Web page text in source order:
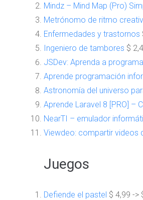
Mindz – Mind Map (Pro)
Metrónomo de ritmo
Enfermedades y trastornos
Ingeniero de tambores $
JSDev: Aprenda a
Aprende programación
Astronomía del universo
Aprende Laravel 8 [PRO] –
NearTI – emulador
Viewdeo: compartir videos
Juegos
Defiende el pastel $ 4,99 ->